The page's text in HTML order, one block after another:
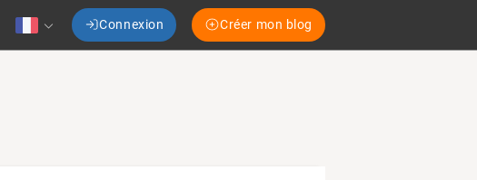
Connexion Créer mon blog